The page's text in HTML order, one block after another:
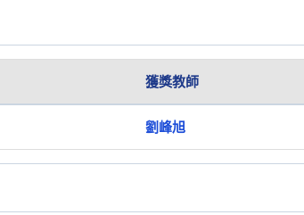
獲獎教師
劉峰旭